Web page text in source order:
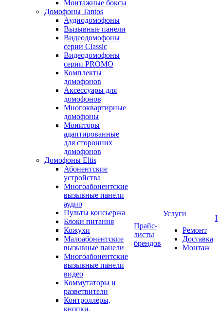
Монтажные боксы
Домофоны Tantos
Аудиодомофоны
Вызывные панели
Видеодомофоны
серии Classic
Видеодомофоны
серии PROMO
Комплекты
домофонов
Аксессуары для
домофонов
Многоквартирные
домофоны
Мониторы
адаптированные
для сторонних
домофонов
Домофоны Eltis
Абонентские
устройства
Многоабонентские
вызывные панели
аудио
Пульты консьержа
Блоки питания
Кожухи
Малоабонентские
вызывные панели
Многоабонентские
вызывные панели
видео
Коммутаторы и
разветвители
Контроллеры,
кнопки,
Прайс-
листы
брендов
Услуги
Ремонт
Доставка
Монтаж